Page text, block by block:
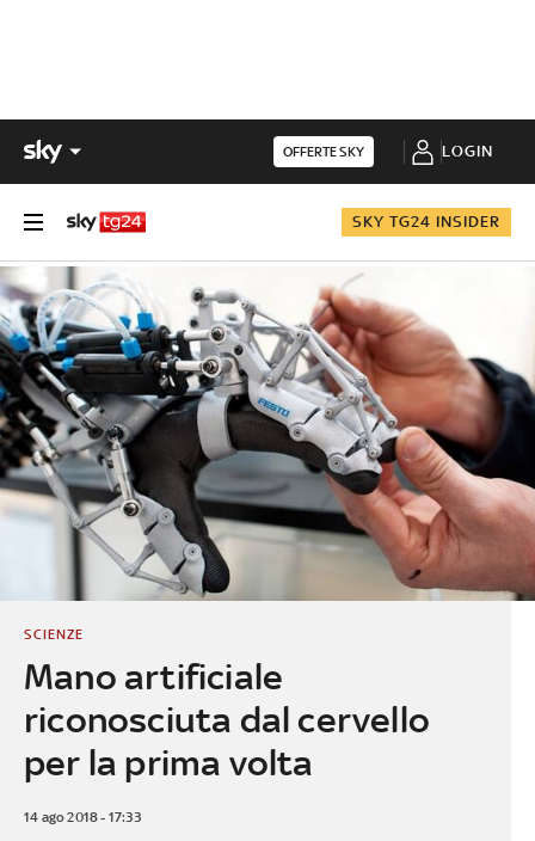
OFFERTE SKY LOGIN
SKY TG24 INSIDER
Mano artificiale
riconosciuta dal cervello
per la prima volta
SCIENZE
14 ago 2018 - 17:33